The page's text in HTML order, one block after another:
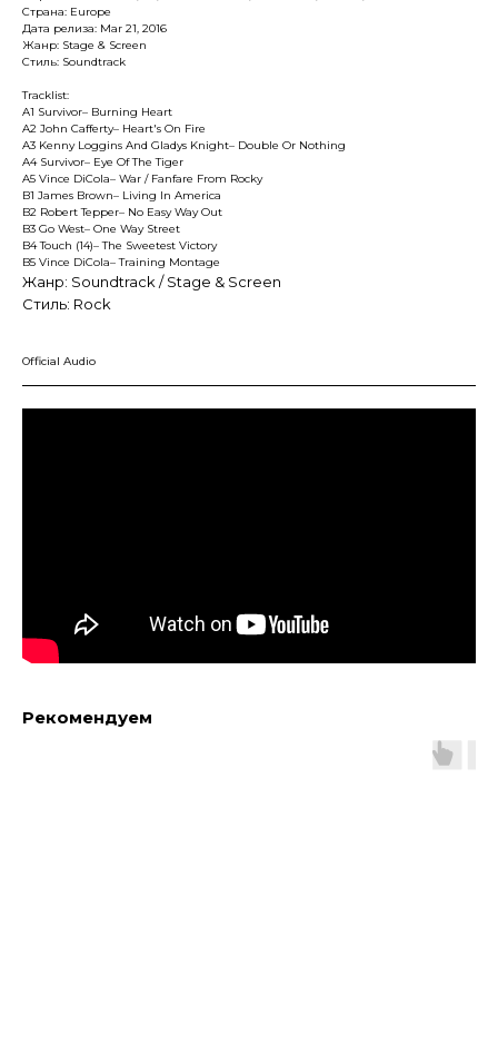
Страна: Europe
Дата релиза: Mar 21, 2016
Жанр: Stage & Screen
Стиль: Soundtrack
Tracklist:
A1 Survivor– Burning Heart
A2 John Cafferty– Heart's On Fire
A3 Kenny Loggins And Gladys Knight– Double Or Nothing
A4 Survivor– Eye Of The Tiger
A5 Vince DiCola– War / Fanfare From Rocky
B1 James Brown– Living In America
B2 Robert Tepper– No Easy Way Out
B3 Go West– One Way Street
B4 Touch (14)– The Sweetest Victory
B5 Vince DiCola– Training Montage
Жанр: Soundtrack / Stage & Screen
Стиль: Rock
Official Audio
Рекомендуем